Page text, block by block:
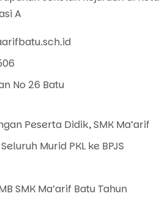
A
No 26 Batu
Peserta Didik, SMK Ma’arif
Murid PKL ke BPJS
SMK Ma’arif Batu Tahun